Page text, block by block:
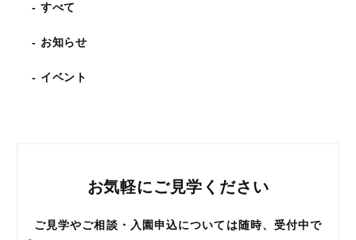
すべて
お知らせ
イベント
お気軽にご見学ください
ご見学やご相談・入園申込については随時、受付中で